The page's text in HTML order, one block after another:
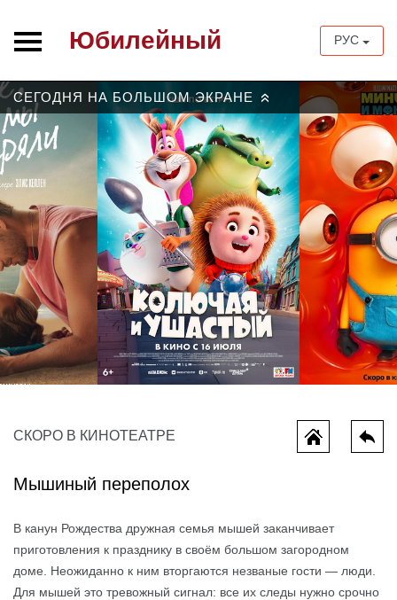
Юбилейный РУС
СЕГОДНЯ НА БОЛЬШОМ ЭКРАНЕ »
СКОРО В КИНОТЕАТРЕ
Мышиный переполох
В канун Рождества дружная семья мышей заканчивает
приготовления к празднику в своём большом загородном
доме. Неожиданно к ним вторгаются незваные гости — люди.
Для мышей это тревожный сигнал: все их следы нужно срочно